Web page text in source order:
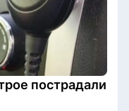
пострадали